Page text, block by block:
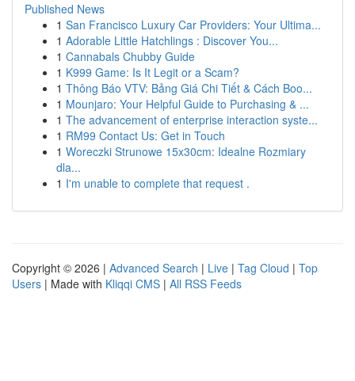
Published News
1 San Francisco Luxury Car Providers: Your Ultima...
1 Adorable Little Hatchlings : Discover You...
1 Cannabals Chubby Guide
1 K999 Game: Is It Legit or a Scam?
1 Thông Báo VTV: Bảng Giá Chi Tiết & Cách Boo...
1 Mounjaro: Your Helpful Guide to Purchasing & ...
1 The advancement of enterprise interaction syste...
1 RM99 Contact Us: Get in Touch
1 Woreczki Strunowe 15x30cm: Idealne Rozmiary
dla...
1 I'm unable to complete that request .
Copyright © 2026 | Advanced Search | Live | Tag Cloud | Top
Users | Made with Kliqqi CMS | All RSS Feeds